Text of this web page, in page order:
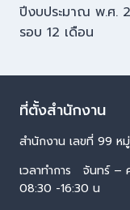
ปีงบประมาณ พ.ศ.
รอบ 12 เดือน
ที่ตั้งสำนักงาน
สำนักงาน เลขที่ 99 ห
เวลาทำการ จันทร์ –
08:30 -16:30 น